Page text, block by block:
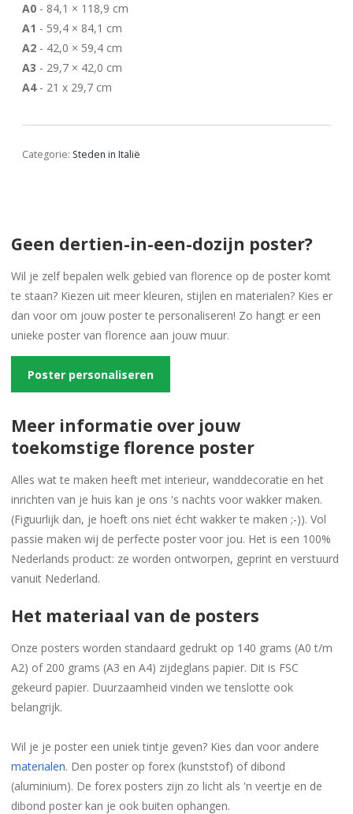
A0 - 84,1 × 118,9 cm
A1 - 59,4 × 84,1 cm
A2 - 42,0 × 59,4 cm
A3 - 29,7 × 42,0 cm
A4- 21 x 29,7 cm
Categorie: Steden in Italië
Geen dertien-in-een-dozijn poster?
Wil je zelf bepalen welk gebied van florence op de poster komt
te staan? Kiezen uit meer kleuren, stijlen en materialen? Kies er
dan voor om jouw poster te personaliseren! Zo hangt er een
unieke poster van florence aan jouw muur.
Poster personaliseren
Meer informatie over jouw
toekomstige florence poster
Alles wat te maken heeft met interieur, wanddecoratie en het
inrichten van je huis kan je ons 's nachts voor wakker maken.
(Figuurlijk dan, je hoeft ons niet écht wakker te maken ;-)). Vol
passie maken wij de perfecte poster voor jou. Het is een 100%
Nederlands product: ze worden ontworpen, geprint en verstuurd
vanuit Nederland.
Het materiaal van de posters
Onze posters worden standaard gedrukt op 140 grams (A0 t/m
A2) of 200 grams (A3 en A4) zijdeglans papier. Dit is FSC
gekeurd papier. Duurzaamheid vinden we tenslotte ook
belangrijk.
Wil je je poster een uniek tintje geven? Kies dan voor andere
materialen. Den poster op forex (kunststof) of dibond
(aluminium). De forex posters zijn zo licht als 'n veertje en de
dibond poster kan je ook buiten ophangen.